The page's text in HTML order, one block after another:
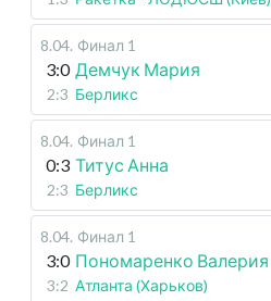
8.04. Финал 1
3:0 Демчук Мария
2:3 Берликс
8.04. Финал 1
0:3 Титус Анна
2:3 Берликс
8.04. Финал 1
3:0 Пономаренко Валерия
3:2 Атланта (Харьков)